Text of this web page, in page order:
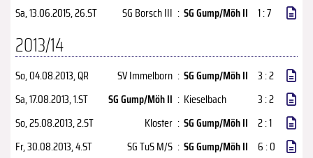
Sa, 13.06.2015, 26.ST SG Borsch III : SG Gump/Möh II 1 : 7
2013/14
So, 04.08.2013, QR SV Immelborn : SG Gump/Möh II 3 : 2
Sa, 17.08.2013, 1.ST SG Gump/Möh II : Kieselbach
3 : 2
So, 25.08.2013, 2.ST Kloster : SG Gump/Möh II 2 : 1
Fr, 30.08.2013, 4.ST SG TuS M/S : SG Gump/Möh II 6 : 0